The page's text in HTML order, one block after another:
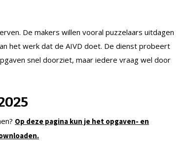
De makers willen vooral puzzelaars uitdagen
het werk dat de AIVD doet. De dienst probeert
snel doorziet, maar iedere vraag wel door
Op deze pagina kun je het opgaven- en